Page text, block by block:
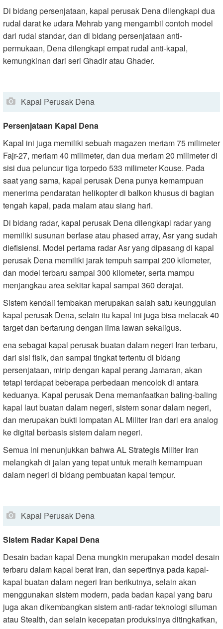
Di bidang persenjataan, kapal perusak Dena dilengkapi dua
rudal darat ke udara Mehrab yang mengambil contoh model
dari rudal standar, dan di bidang persenjataan anti-
permukaan, Dena dilengkapi empat rudal anti-kapal,
kemungkinan dari seri Ghadir atau Ghader.
Kapal Perusak Dena
Persenjataan Kapal Dena
Kapal ini juga memiliki sebuah magazen meriam 75 milimeter
Fajr-27, meriam 40 milimeter, dan dua meriam 20 milimeter di
sisi dua peluncur tiga torpedo 533 milimeter Kouse. Pada
saat yang sama, kapal perusak Dena punya kemampuan
menerima pendaratan helikopter di balkon khusus di bagian
tengah kapal, pada malam atau siang hari.
Di bidang radar, kapal perusak Dena dilengkapi radar yang
memiliki susunan berfase atau phased array, Asr yang sudah
diefisiensi. Model pertama radar Asr yang dipasang di kapal
perusak Dena memiliki jarak tempuh sampai 200 kilometer,
dan model terbaru sampai 300 kilometer, serta mampu
menjangkau area sekitar kapal sampai 360 derajat.
Sistem kendali tembakan merupakan salah satu keunggulan
kapal perusak Dena, selain itu kapal ini juga bisa melacak 40
target dan bertarung dengan lima lawan sekaligus.
ena sebagai kapal perusak buatan dalam negeri Iran terbaru,
dari sisi fisik, dan sampai tingkat tertentu di bidang
persenjataan, mirip dengan kapal perang Jamaran, akan
tetapi terdapat beberapa perbedaan mencolok di antara
keduanya. Kapal perusak Dena memanfaatkan baling-baling
kapal laut buatan dalam negeri, sistem sonar dalam negeri,
dan merupakan bukti lompatan AL Militer Iran dari era analog
ke digital berbasis sistem dalam negeri.
Semua ini menunjukkan bahwa AL Strategis Militer Iran
melangkah di jalan yang tepat untuk meraih kemampuan
dalam negeri di bidang pembuatan kapal tempur.
Kapal Perusak Dena
Sistem Radar Kapal Dena
Desain badan kapal Dena mungkin merupakan model desain
terbaru dalam kapal berat Iran, dan sepertinya pada kapal-
kapal buatan dalam negeri Iran berikutnya, selain akan
menggunakan sistem modern, pada badan kapal yang baru
juga akan dikembangkan sistem anti-radar teknologi siluman
atau Stealth, dan selain kecepatan produksinya ditingkatkan,